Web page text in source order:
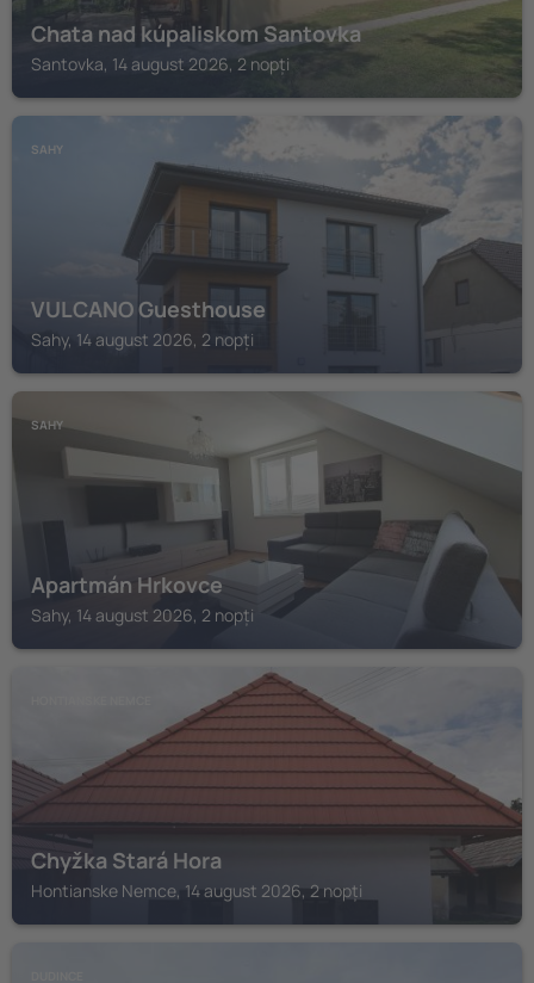
Chata nad kúpaliskom Santovka
Santovka, 14 august 2026, 2 nopți
SAHY
VULCANO Guesthouse
Sahy, 14 august 2026, 2 nopți
SAHY
Apartmán Hrkovce
Sahy, 14 august 2026, 2 nopți
Chyžka Stará Hora
Hontianske Nemce, 14 august 2026, 2 nopți